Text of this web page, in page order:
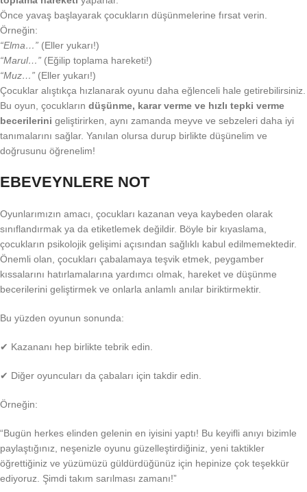
Önce yavaş başlayarak çocukların düşünmelerine fırsat verin.
Örneğin:
“Elma…” (Eller yukarı!)
“Marul…” (Eğilip toplama hareketi!)
“Muz…” (Eller yukarı!)
Çocuklar alıştıkça hızlanarak oyunu daha eğlenceli hale getirebilirsiniz.
Bu oyun, çocukların düşünme, karar verme ve hızlı tepki verme
becerilerini geliştirirken, aynı zamanda meyve ve sebzeleri daha iyi
tanımalarını sağlar. Yanılan olursa durup birlikte düşünelim ve
doğrusunu öğrenelim!
EBEVEYNLERE NOT
Oyunlarımızın amacı, çocukları kazanan veya kaybeden olarak
sınıflandırmak ya da etiketlemek değildir. Böyle bir kıyaslama,
çocukların psikolojik gelişimi açısından sağlıklı kabul edilmemektedir.
Önemli olan, çocukları çabalamaya teşvik etmek, peygamber
kıssalarını hatırlamalarına yardımcı olmak, hareket ve düşünme
becerilerini geliştirmek ve onlarla anlamlı anılar biriktirmektir.
Bu yüzden oyunun sonunda:
✔ Kazananı hep birlikte tebrik edin.
✔ Diğer oyuncuları da çabaları için takdir edin.
Örneğin:
“Bugün herkes elinden gelenin en iyisini yaptı! Bu keyifli anıyı bizimle
paylaştığınız, neşenizle oyunu güzelleştirdiğiniz, yeni taktikler
öğrettiğiniz ve yüzümüzü güldürdüğünüz için hepinize çok teşekkür
ediyoruz. Şimdi takım sarılması zamanı!”